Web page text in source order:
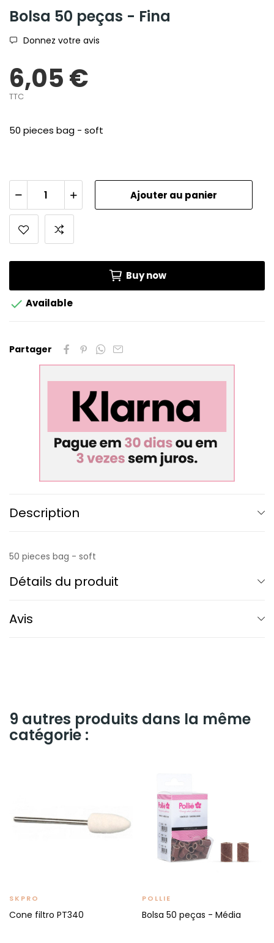
Bolsa 50 peças - Fina
Donnez votre avis
6,05 €
TTC
50 pieces bag - soft
Ajouter au panier
Buy now
 Available
Partager
Description
50 pieces bag - soft
Détails du produit
Avis
9 autres produits dans la même
catégorie :
SKPRO
Cone filtro PT340
POLLIE
Bolsa 50 peças - Média